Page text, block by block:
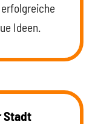
Ideen.
Stadt